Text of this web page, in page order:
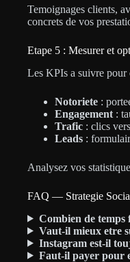
Temoignages clients,
concrets de vos
Etape 5 : Mesurer et
Les KPIs a suivre pour
Notoriete :
Engagement :
Trafic : clics
Leads :
Analysez vos
FAQ — Strategie
Combien de temps
Vaut-il mieux etre
Instagram est-il
Faut-il payer pour